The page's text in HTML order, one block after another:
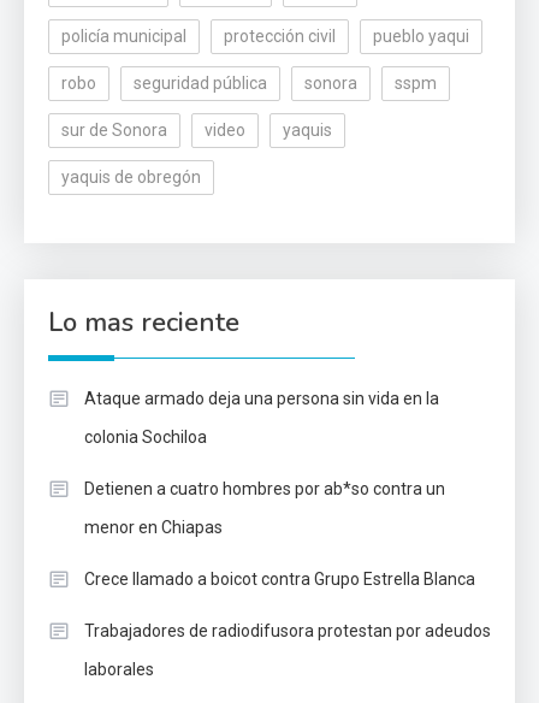
policía municipal protección civil pueblo yaqui
robo seguridad pública sonora sspm
sur de Sonora video yaquis
yaquis de obregón
Lo mas reciente
Ataque armado deja una persona sin vida en la
colonia Sochiloa
Detienen a cuatro hombres por ab*so contra un
menor en Chiapas
Crece llamado a boicot contra Grupo Estrella Blanca
Trabajadores de radiodifusora protestan por adeudos
laborales